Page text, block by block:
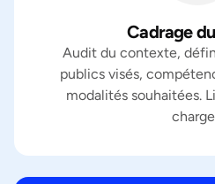
Cadrage
Audit du contexte,
publics visés,
modalités souhaitées.